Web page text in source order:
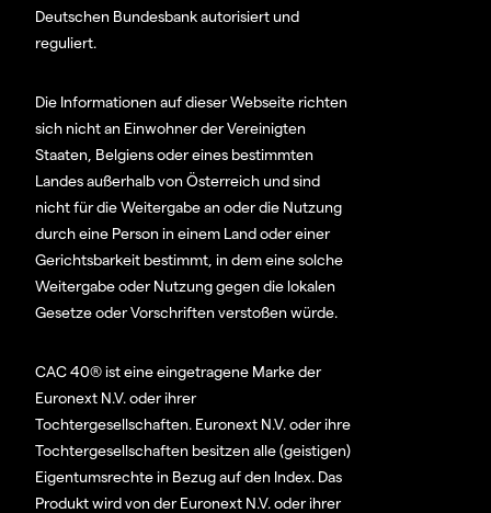
Deutschen Bundesbank autorisiert und
reguliert.
Die Informationen auf dieser Webseite richten
sich nicht an Einwohner der Vereinigten
Staaten, Belgiens oder eines bestimmten
Landes außerhalb von Österreich und sind
nicht für die Weitergabe an oder die Nutzung
durch eine Person in einem Land oder einer
Gerichtsbarkeit bestimmt, in dem eine solche
Weitergabe oder Nutzung gegen die lokalen
Gesetze oder Vorschriften verstoßen würde.
CAC 40® ist eine eingetragene Marke der
Euronext N.V. oder ihrer
Tochtergesellschaften. Euronext N.V. oder ihre
Tochtergesellschaften besitzen alle (geistigen)
Eigentumsrechte in Bezug auf den Index. Das
Produkt wird von der Euronext N.V. oder ihrer